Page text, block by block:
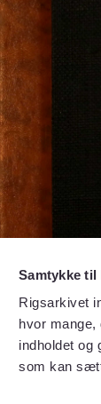
Samtykke
Rigsarkivet
hvor
indholdet og
som kan